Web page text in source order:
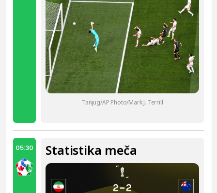
Tanjug/AP Photo/Mark J. Terrill
05:30 Statistika meča